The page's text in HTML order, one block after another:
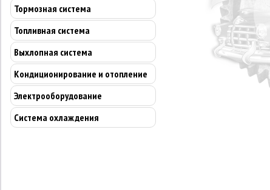
Тормозная система
Топливная система
Выхлопная система
Кондиционирование и отопление
Электрооборудование
Система охлаждения